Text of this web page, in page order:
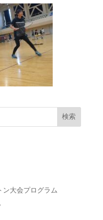
大会プログラム